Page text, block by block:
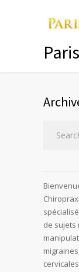
de sujets